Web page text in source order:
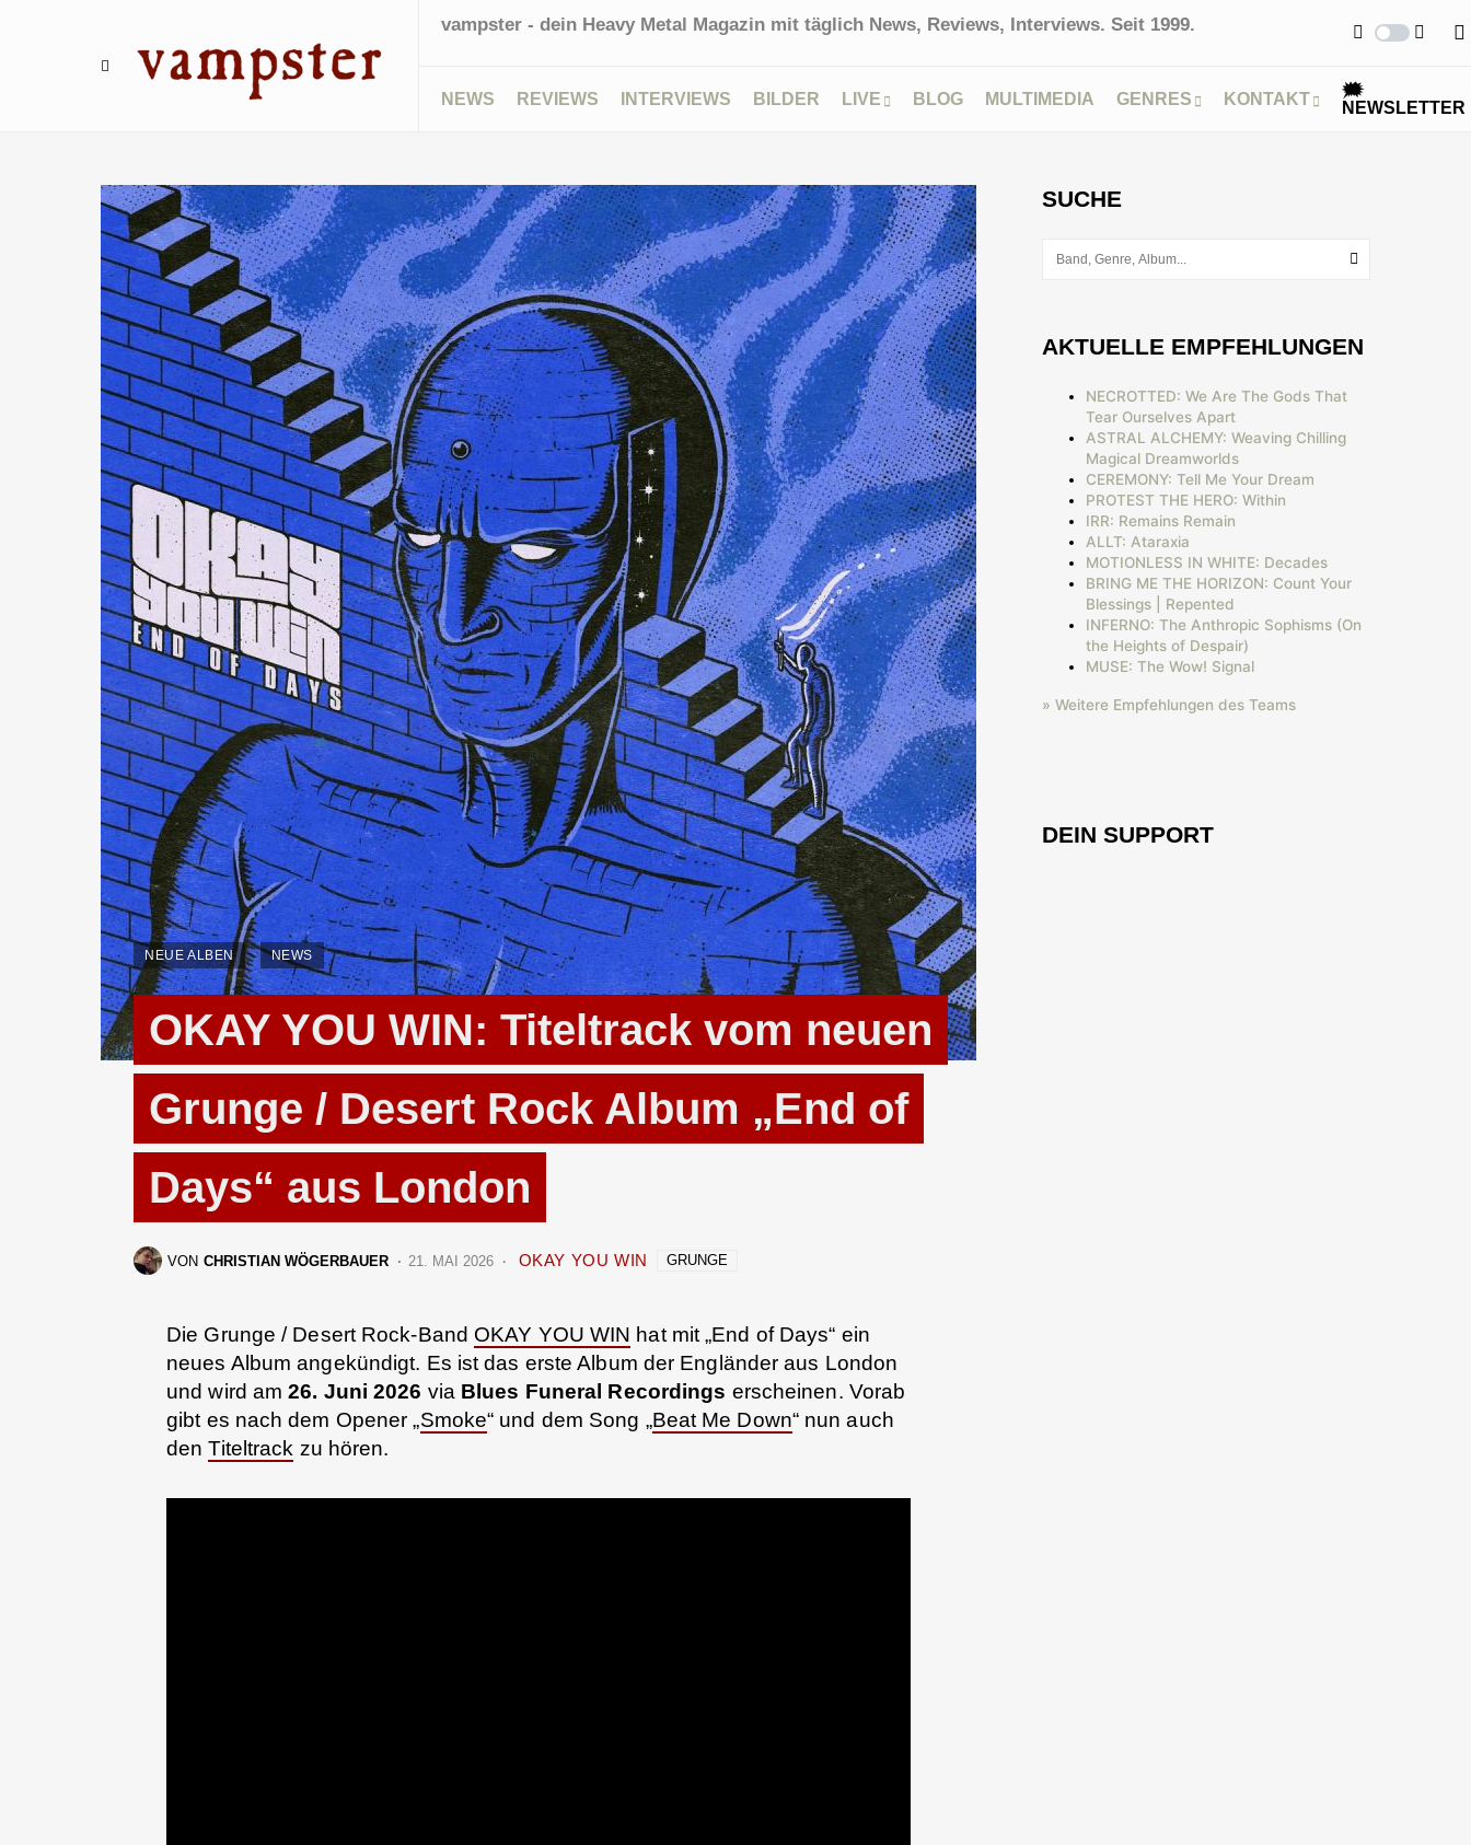
vampster - dein Heavy Metal Magazin mit täglich News, Reviews, Interviews. Seit 1999.
NEWS REVIEWS INTERVIEWS BILDER LIVE BLOG MULTIMEDIA GENRES KONTAKT
🗯
NEWSLETTER
NEUE ALBEN NEWS
OKAY YOU WIN: Titeltrack vom neuen
Grunge / Desert Rock Album „End of
Days“ aus London
VON CHRISTIAN WÖGERBAUER 21. MAI 2026 OKAY YOU WIN GRUNGE
Die Grunge / Desert Rock-Band OKAY YOU WIN hat mit „End of Days“ ein
neues Album angekündigt. Es ist das erste Album der Engländer aus London
und wird am26. Juni 2026 via Blues Funeral Recordings erscheinen. Vorab
gibt es nach dem Opener „Smoke“ und dem Song „Beat Me Down“ nun auch
denTiteltrack zu hören.
SUCHE
AKTUELLE EMPFEHLUNGEN
NECROTTED: We Are The Gods That
Tear Ourselves Apart
ASTRAL ALCHEMY: Weaving Chilling
Magical Dreamworlds
CEREMONY: Tell Me Your Dream
PROTEST THE HERO: Within
IRR: Remains Remain
ALLT: Ataraxia
MOTIONLESS IN WHITE: Decades
BRING ME THE HORIZON: Count Your
Blessings | Repented
INFERNO: The Anthropic Sophisms (On
the Heights of Despair)
MUSE: The Wow! Signal
» Weitere Empfehlungen des Teams
DEIN SUPPORT